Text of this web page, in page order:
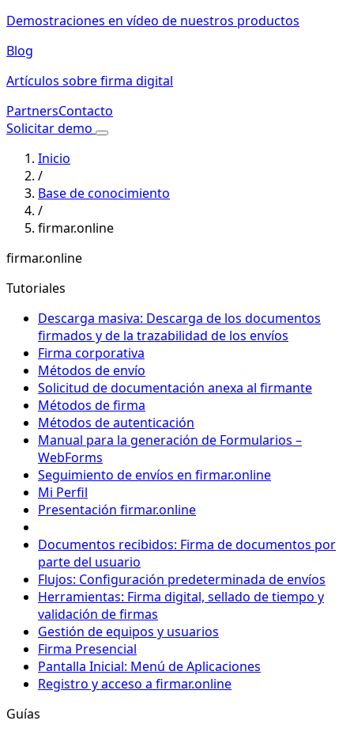
Demostraciones en vídeo de nuestros productos
Blog
Artículos sobre firma digital
PartnersContacto
Solicitar demo
Inicio
/
Base de conocimiento
/
firmar.online
firmar.online
Tutoriales
Descarga masiva: Descarga de los documentos
firmados y de la trazabilidad de los envíos
Firma corporativa
Métodos de envío
Solicitud de documentación anexa al firmante
Métodos de firma
Métodos de autenticación
Manual para la generación de Formularios –
WebForms
Seguimiento de envíos en firmar.online
Mi Perfil
Presentación firmar.online
Documentos recibidos: Firma de documentos por
parte del usuario
Flujos: Configuración predeterminada de envíos
Herramientas: Firma digital, sellado de tiempo y
validación de firmas
Gestión de equipos y usuarios
Firma Presencial
Pantalla Inicial: Menú de Aplicaciones
Registro y acceso a firmar.online
Guías